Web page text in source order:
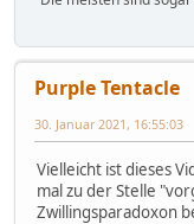
Purple Tentacle
30. Januar 2021, 16:55:03
Vielleicht ist dieses
mal zu der Stelle
Zwillingsparadoxon